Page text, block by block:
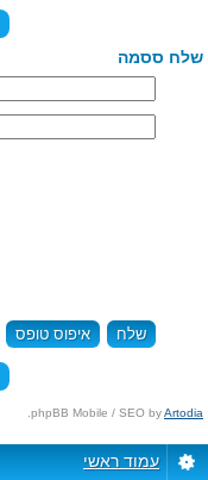
שלח ססמה
phpBB Mobile / SEO byArtodia
.
עמוד ראשי